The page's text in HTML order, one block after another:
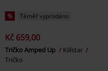
% Téměř vyprodáno
Kč 659,00
Tričko Amped Up
Killstar
Tričko